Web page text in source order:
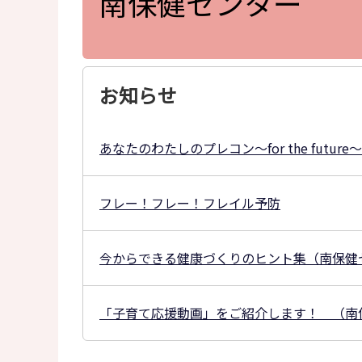
お知らせ
あなたのわたしのプレコン～for the future～
フレー！フレー！フレイル予防
今からできる健康づくりのヒント集（南保健
「子育て応援動画」をご紹介します！ （南